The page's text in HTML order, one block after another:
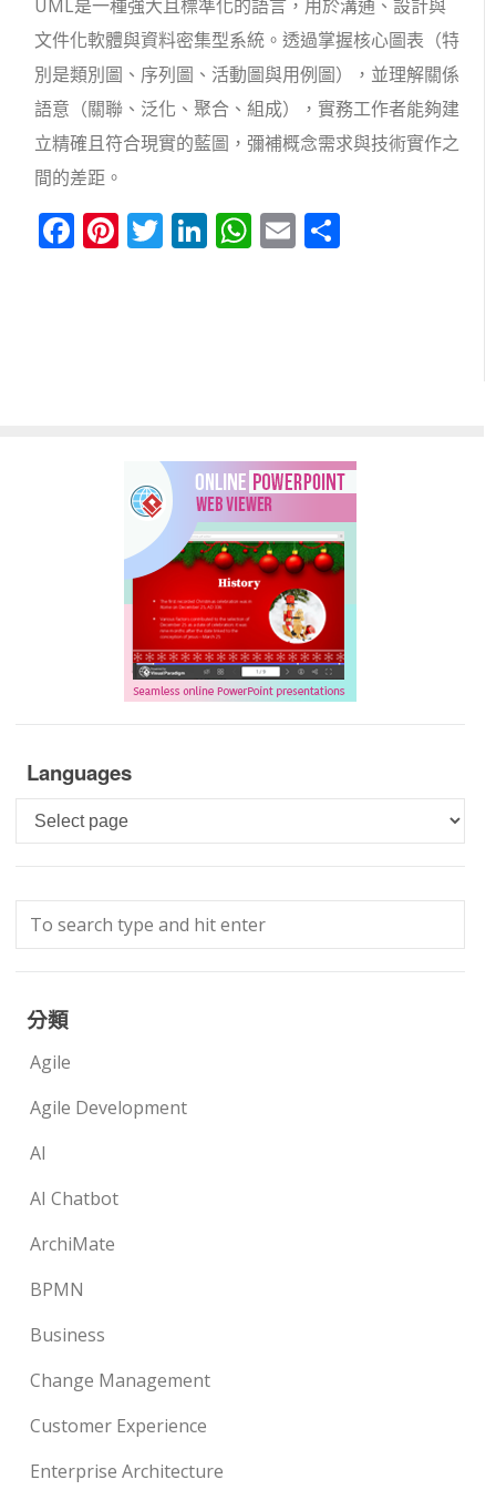
UML是一種強大且標準化的語言，用於溝通、設計與
文件化軟體與資料密集型系統。透過掌握核心圖表（特
別是類別圖、序列圖、活動圖與用例圖），並理解關係
語意（關聯、泛化、聚合、組成），實務工作者能夠建
立精確且符合現實的藍圖，彌補概念需求與技術實作之
間的差距。
Facebook
Pinterest
Twitter
LinkedIn
WhatsApp
Email
Languages
Languages
分類
Agile
Agile Development
AI
AI Chatbot
ArchiMate
BPMN
Business
Change Management
Customer Experience
Enterprise Architecture